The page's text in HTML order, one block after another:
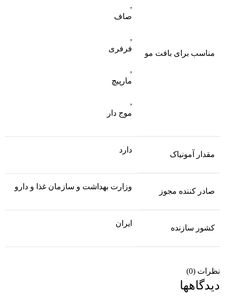
مناسب برای بافت مو
,
صاف
,
فرفری
,
مارپیچ
,
موج دار
مقدار آمونیاک
دارد
صادر کننده مجوز
وزارت بهداشت و سازمان غذا و دارو
کشور سازنده
ایران
نظرات (0)
دیدگاهها